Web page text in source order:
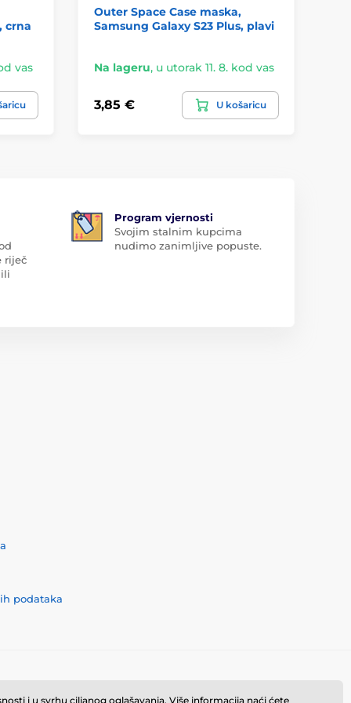
crna
vas
Outer Space Case maska,
Samsung Galaxy S23 Plus, plavi
Na lageru, u utorak 11. 8. kod vas
3,85 € U košaricu
riječ
Program vjernosti
Svojim stalnim kupcima
nudimo zanimljive popuste.
podataka
i u svrhu ciljanog oglašavanja. Više informacija naći ćete